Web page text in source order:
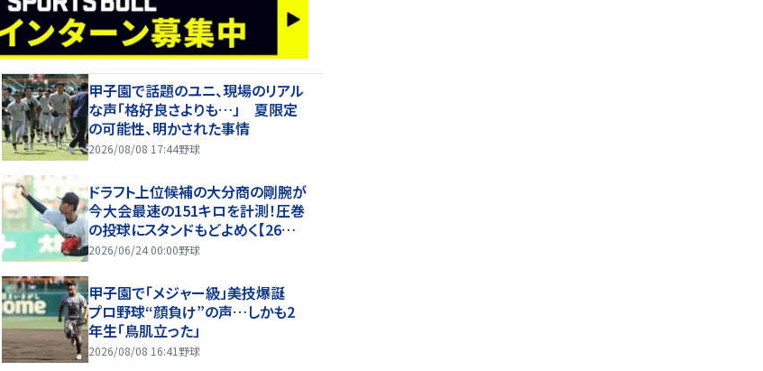
甲子園で話題のユニ、現場のリアル
な声「格好良さよりも…」 夏限定
の可能性、明かされた事情
2026/08/08 17:44野球
ドラフト上位候補の大分商の剛腕が
今大会最速の151キロを計測！圧巻
の投球にスタンドもどよめく【26年
夏甲子園】
2026/06/24 00:00野球
甲子園で「メジャー級」美技爆誕
プロ野球“顔負け”の声…しかも2
年生「鳥肌立った」
2026/08/08 16:41 野球